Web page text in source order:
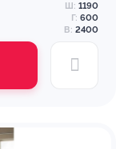
Ш: 1190
Г: 600
В: 2400